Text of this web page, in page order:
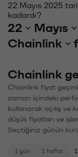
22 Mayıs 2025
kadardı?
22 Mayıs
Chainlink
Chainlink
Chainlink fiyat
zaman içindeki
kullanarak açılış ve
düşük fiyatları ve
Seçtiğiniz günün
1 gün 1 hafta